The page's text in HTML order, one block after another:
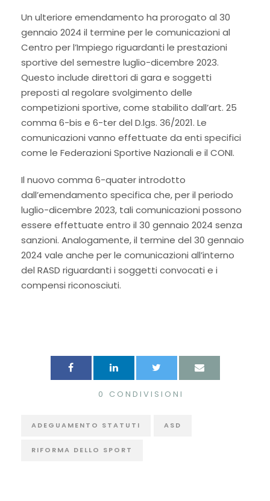
Un ulteriore emendamento ha prorogato al 30
gennaio 2024 il termine per le comunicazioni al
Centro per l’Impiego riguardanti le prestazioni
sportive del semestre luglio-dicembre 2023.
Questo include direttori di gara e soggetti
preposti al regolare svolgimento delle
competizioni sportive, come stabilito dall’art. 25
comma 6-bis e 6-ter del D.lgs. 36/2021. Le
comunicazioni vanno effettuate da enti specifici
come le Federazioni Sportive Nazionali e il CONI.
Il nuovo comma 6-quater introdotto
dall’emendamento specifica che, per il periodo
luglio-dicembre 2023, tali comunicazioni possono
essere effettuate entro il 30 gennaio 2024 senza
sanzioni. Analogamente, il termine del 30 gennaio
2024 vale anche per le comunicazioni all’interno
del RASD riguardanti i soggetti convocati e i
compensi riconosciuti.
0 CONDIVISIONI
ADEGUAMENTO STATUTI ASD
RIFORMA DELLO SPORT